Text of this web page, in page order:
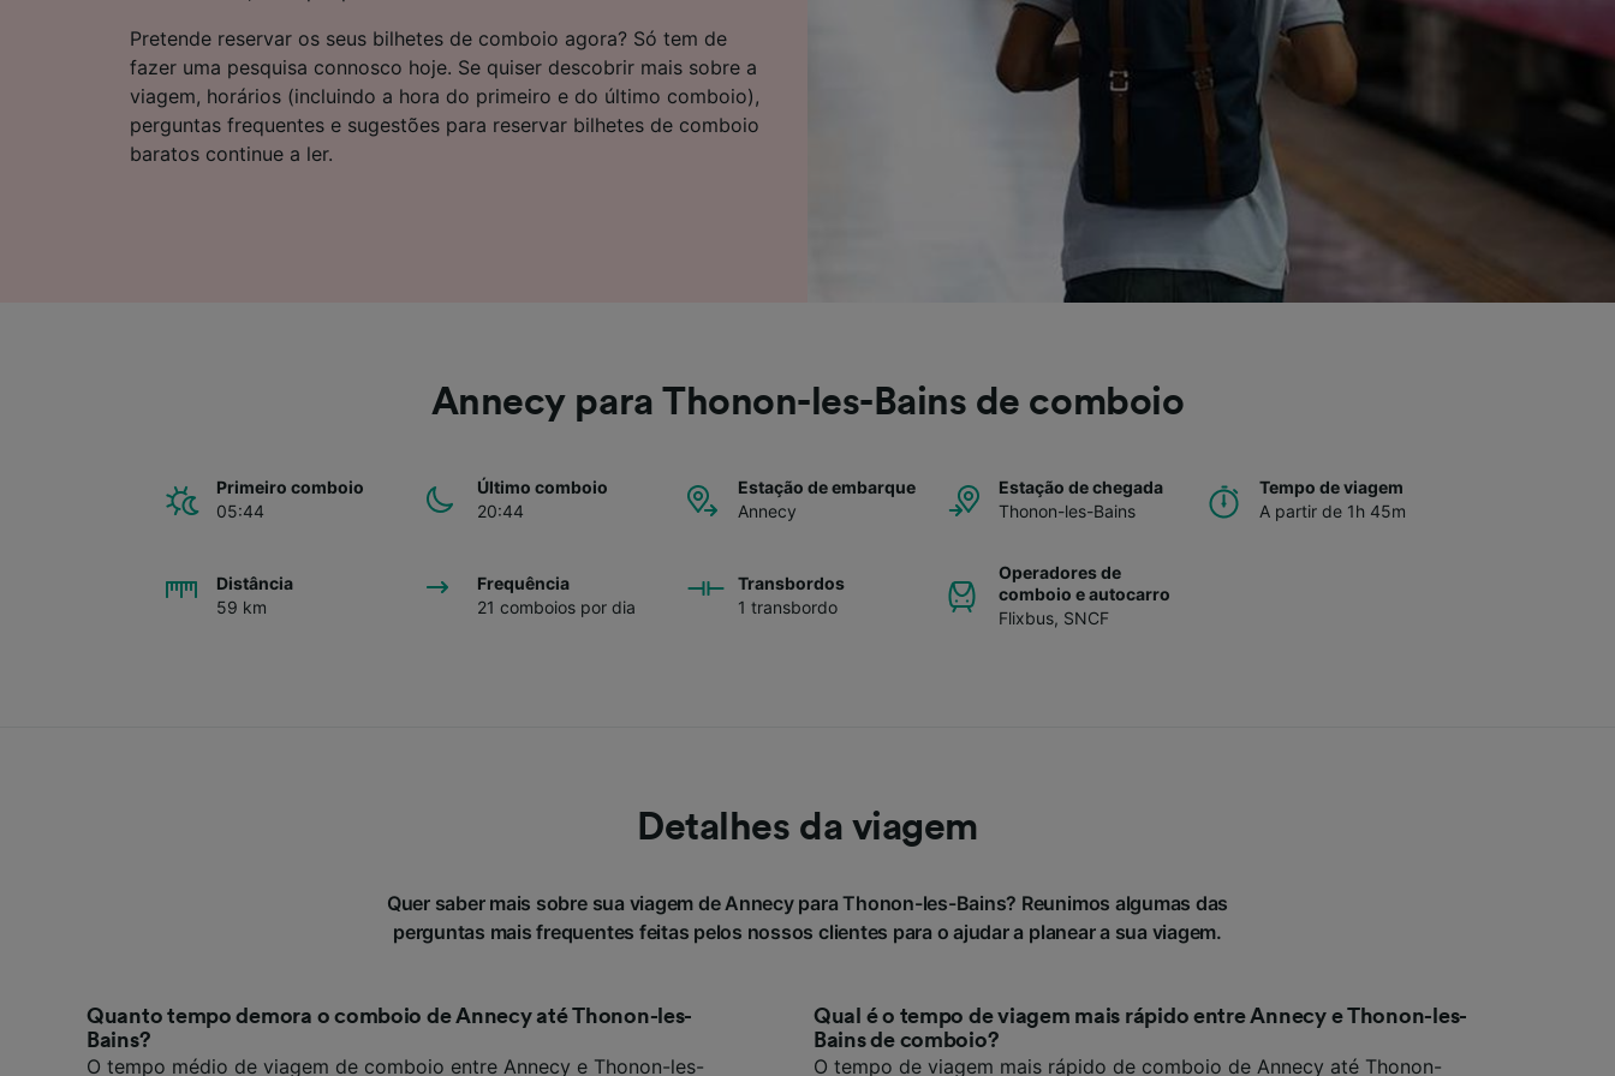
Pretende reservar os seus bilhetes de comboio agora? Só tem de
fazer uma pesquisa connosco hoje. Se quiser descobrir mais sobre a
viagem, horários (incluindo a hora do primeiro e do último comboio),
perguntas frequentes e sugestões para reservar bilhetes de comboio
baratos continue a ler.
Annecy para Thonon-les-Bains de comboio
Primeiro comboio
05:44
Último comboio
20:44
Estação de embarque
Annecy
Estação de chegada
Thonon-les-Bains
Tempo de viagem
A partir de 1h 45m
Distância
59 km
Frequência
21 comboios por dia
Transbordos
1 transbordo
Operadores de
comboio e autocarro
Flixbus, SNCF
Detalhes da viagem
Quer saber mais sobre sua viagem de Annecy para Thonon-les-Bains? Reunimos algumas das
perguntas mais frequentes feitas pelos nossos clientes para o ajudar a planear a sua viagem.
Quanto tempo demora o comboio de Annecy até Thonon-les-
Bains?
O tempo médio de viagem de comboio entre Annecy e Thonon-les-
Qual é o tempo de viagem mais rápido entre Annecy e Thonon-les-
Bains de comboio?
O tempo de viagem mais rápido de comboio de Annecy até Thonon-